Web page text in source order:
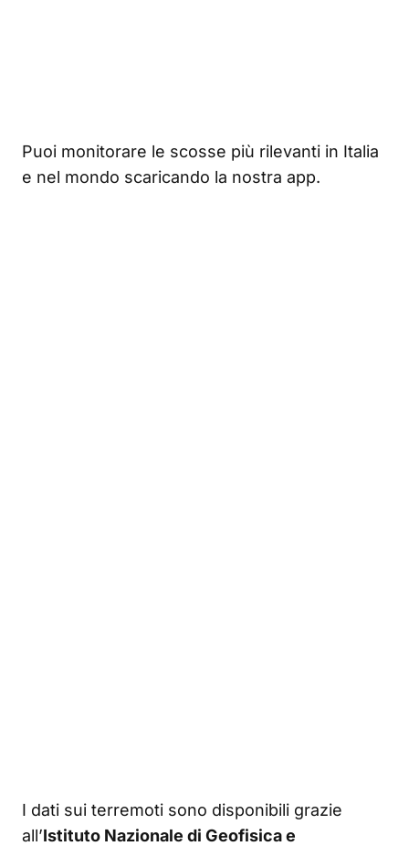
Puoi monitorare le scosse più rilevanti in Italia
e nel mondo scaricando la nostra app.
I dati sui terremoti sono disponibili grazie
all’Istituto Nazionale di Geofisica e